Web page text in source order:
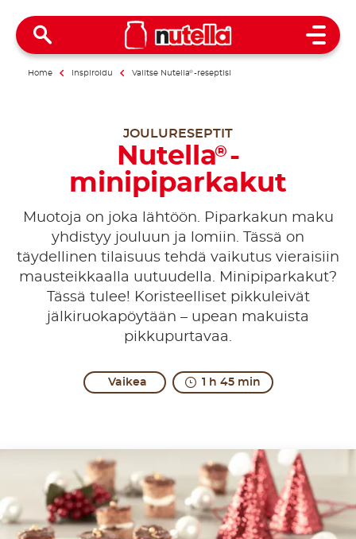
Open
Home Inspiroidu Valitse Nutella®-reseptisi
JOULURESEPTIT
Nutella® -
minipiparkakut
Muotoja on joka lähtöön. Piparkakun maku
yhdistyy jouluun ja lomiin. Tässä on
täydellinen tilaisuus tehdä vaikutus vieraisiin
mausteikkaalla uutuudella. Minipiparkakut?
Tässä tulee! Koristeelliset pikkuleivät
jälkiruokapöytään – upean makuista
pikkupurtavaa.
Vaikea 1 h 45 min